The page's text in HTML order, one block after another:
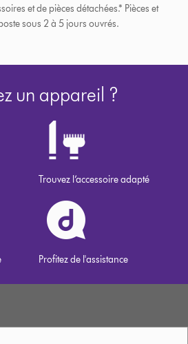
et de pièces détachées.* Pièces et
sous 2 à 5 jours ouvrés.
un appareil ?
Trouvez l’accessoire adapté
Profitez de l'assistance